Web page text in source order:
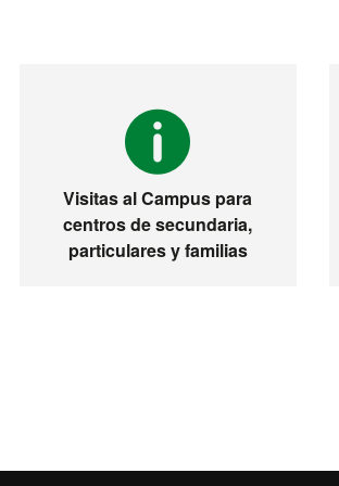
Visitas al Campus para
centros de secundaria,
particulares y familias